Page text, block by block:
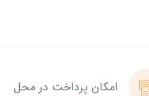
امکان پرداخت در محل